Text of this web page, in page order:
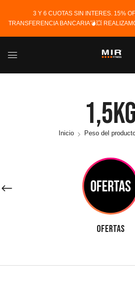
3 Y 6 CUOTAS SIN INTERES. 15%
TRANSFERENCIA BANCARIA💣💥
1,5kg
Inicio Peso del
OFERTAS